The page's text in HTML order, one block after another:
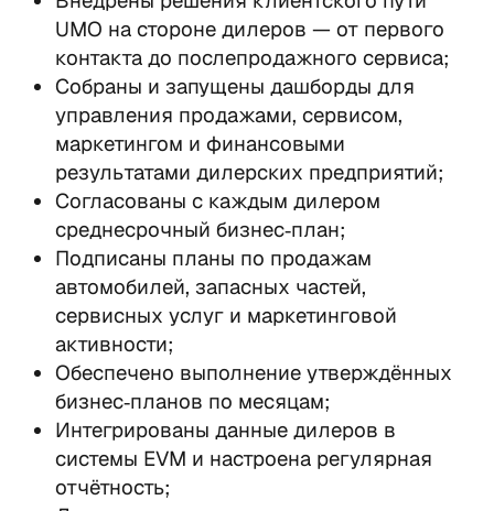
UMO на стороне дилеров — от первого
контакта до послепродажного сервиса;
Собраны и запущены дашборды для
управления продажами, сервисом,
маркетингом и финансовыми
результатами дилерских предприятий;
Согласованы с каждым дилером
среднесрочный бизнес‑план;
Подписаны планы по продажам
автомобилей, запасных частей,
сервисных услуг и маркетинговой
активности;
Обеспечено выполнение утверждённых
бизнес‑планов по месяцам;
Интегрированы данные дилеров в
системы EVM и настроена регулярная
отчётность;